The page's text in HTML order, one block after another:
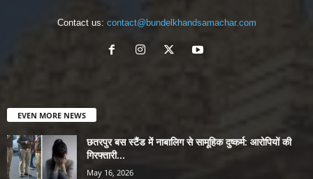
Contact us: contact@bundelkhandsamachar.com
EVEN MORE NEWS
छतरपुर बस स्टैंड में नाबालिग से सामूहिक दुष्कर्म: आरोपियों की
गिरफ्तारी...
May 16, 2026